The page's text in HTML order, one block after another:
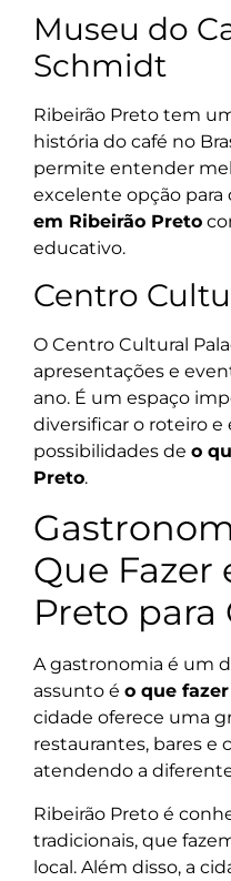
Museu do
Schmidt
Ribeirão Preto tem
história do café no
permite entender
excelente opção para
em Ribeirão Preto
educativo.
Centro
O Centro Cultural
apresentações e
ano. É um espaço
diversificar o roteiro e
possibilidades de o
Preto.
Que Fazer
Preto para
A gastronomia é um
assunto é o que
cidade oferece uma
restaurantes, bares e
atendendo a
Ribeirão Preto é
tradicionais, que
local. Além disso, a